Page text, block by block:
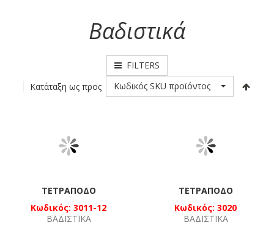
Βαδιστικά
FILTERS
Κατάταξη ως προς
Κωδικός SKU προϊόντος
ΤΕΤΡΆΠΟΔΟ
Κωδικός: 3011-12
ΒΑΔΙΣΤΙΚΆ
ΤΕΤΡΆΠΟΔΟ
Κωδικός: 3020
ΒΑΔΙΣΤΙΚΆ